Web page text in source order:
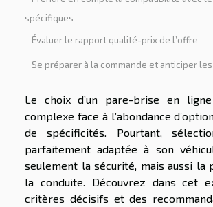
spécifiques
Évaluer le rapport qualité-prix de l’offre
Se préparer à la commande et anticiper
Le choix d’un pare-brise en
complexe face à l’abondance
de spécificités. Pourtant,
parfaitement adaptée à son
seulement la sécurité, mais aussi la
la conduite. Découvrez dans cet
critères décisifs et des